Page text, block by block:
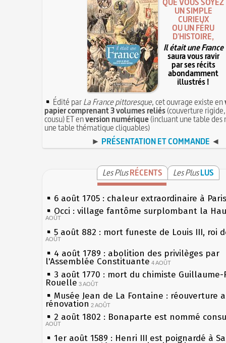
UN SIMPLE
CURIEUX
OU UN FÉRU
D'HISTOIRE,
Il était une France
saura vous ravir
par ses récits
abondamment
illustrés !
Édité parLa France pittoresque, cet ouvrage existe en
papier comprenant 3 volumes reliés(couverture
cousu) ET enversion numérique(incluant une table des
une table thématique cliquables)
► PRÉSENTATION ET COMMANDE ◄
Les PlusRÉCENTS Les PlusLUS
6 août 1705 : chaleur extraordinaire à Paris
Occi : village fantôme surplombant la
AOÛT
5 août 882 : mort funeste de Louis III, roi
AOÛT
4 août 1789 : abolition des privilèges par
l'Assemblée Constituante 4 AOÛT
3 août 1770 : mort du chimiste Guillaume-
Rouelle 3 AOÛT
Musée Jean de La Fontaine : réouverture
rénovation 2 AOÛT
2 août 1802 : Bonaparte est nommé
AOÛT
1er août 1589 : Henri III est poignardé à